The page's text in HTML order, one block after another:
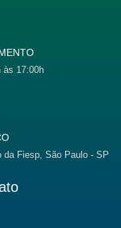
às 17:00h
da Fiesp, São Paulo - SP